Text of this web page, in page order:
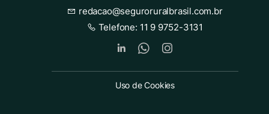
redacao@seguroruralbrasil.com.br
Telefone: 11 9 9752-3131
Uso de Cookies